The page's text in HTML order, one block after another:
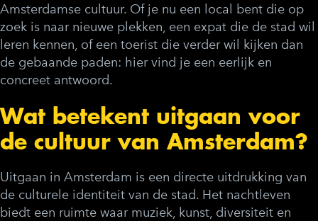
Amsterdamse cultuur. Of je nu een local bent die op
zoek is naar nieuwe plekken, een expat die de stad wil
leren kennen, of een toerist die verder wil kijken dan
de gebaande paden: hier vind je een eerlijk en
concreet antwoord.
Wat betekent uitgaan voor
de cultuur van Amsterdam?
Uitgaan in Amsterdam is een directe uitdrukking van
de culturele identiteit van de stad. Het nachtleven
biedt een ruimte waar muziek, kunst, diversiteit en